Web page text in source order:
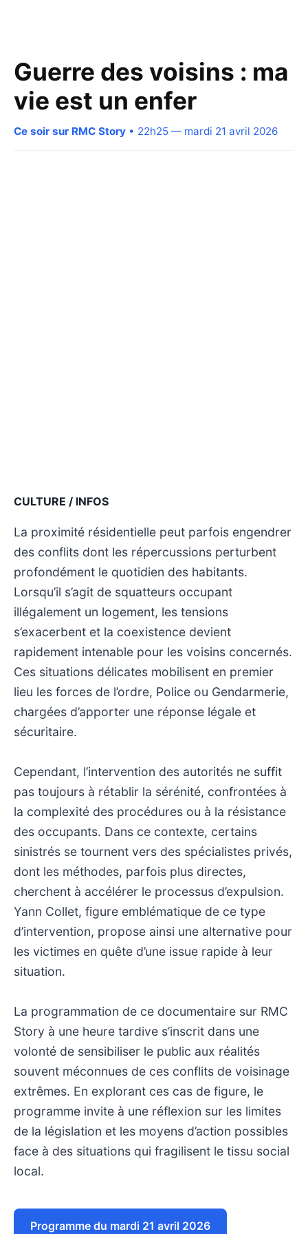
Guerre des voisins : ma
vie est un enfer
Ce soir sur RMC Story • 22h25 — mardi 21 avril 2026
CULTURE / INFOS
La proximité résidentielle peut parfois engendrer
des conflits dont les répercussions perturbent
profondément le quotidien des habitants.
Lorsqu’il s’agit de squatteurs occupant
illégalement un logement, les tensions
s’exacerbent et la coexistence devient
rapidement intenable pour les voisins concernés.
Ces situations délicates mobilisent en premier
lieu les forces de l’ordre, Police ou Gendarmerie,
chargées d’apporter une réponse légale et
sécuritaire.
Cependant, l’intervention des autorités ne suffit
pas toujours à rétablir la sérénité, confrontées à
la complexité des procédures ou à la résistance
des occupants. Dans ce contexte, certains
sinistrés se tournent vers des spécialistes privés,
dont les méthodes, parfois plus directes,
cherchent à accélérer le processus d’expulsion.
Yann Collet, figure emblématique de ce type
d’intervention, propose ainsi une alternative pour
les victimes en quête d’une issue rapide à leur
situation.
La programmation de ce documentaire sur RMC
Story à une heure tardive s’inscrit dans une
volonté de sensibiliser le public aux réalités
souvent méconnues de ces conflits de voisinage
extrêmes. En explorant ces cas de figure, le
programme invite à une réflexion sur les limites
de la législation et les moyens d’action possibles
face à des situations qui fragilisent le tissu social
local.
Programme du mardi 21 avril 2026